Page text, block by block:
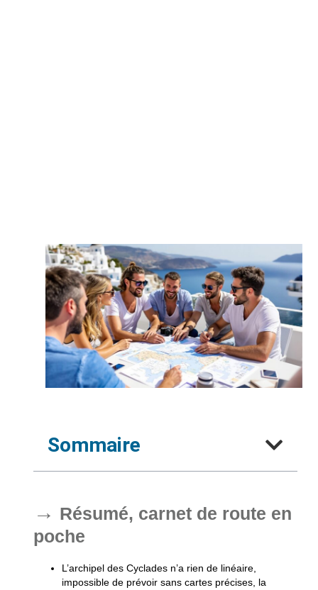
Sommaire
Résumé, carnet de route en
poche
L’archipel des Cyclades n’a rien de linéaire,
impossible de prévoir sans cartes précises, la